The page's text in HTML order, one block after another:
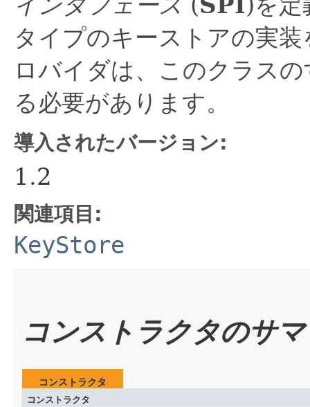
タイプのキーストアの実
ロバイダは、このクラス
る必要があります。
導入されたバージョン:
1.2
関連項目:
KeyStore
コンストラクタのサ
コンストラクタ
コンストラクタ